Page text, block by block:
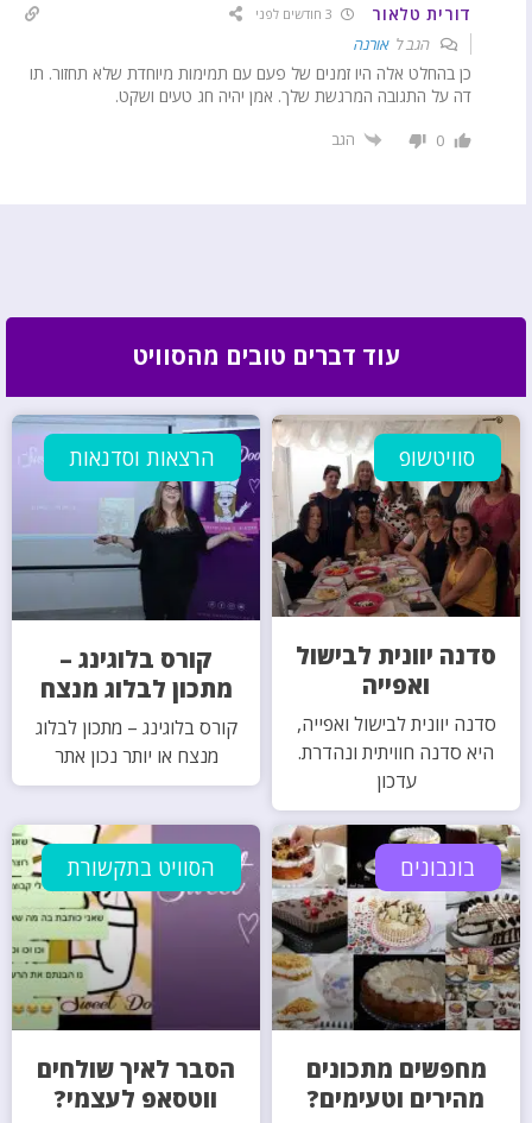
דורית טלאור
הגב לאורנה
כן בהחלט אלה היו זמנים של פעם עם תמימות מיוחדת שלא תחזור. תו
דה על התגובה המרגשת שלך. אמן יהיה חג טעים ושקט.
0 הגב
עוד דברים טובים מהסוויט
סוויטשופ
סדנה יוונית לבישול
ואפייה
סדנה יוונית לבישול ואפייה,
היא סדנה חוויתית ונהדרת.
עדכון
הרצאות וסדנאות
קורס בלוגינג –
מתכון לבלוג מנצח
קורס בלוגינג – מתכון לבלוג
מנצח או יותר נכון אתר
בונבונים
מחפשים מתכונים
מהירים וטעימים?
הסוויט בתקשורת
הסבר לאיך שולחים
ווטסאפ לעצמי?